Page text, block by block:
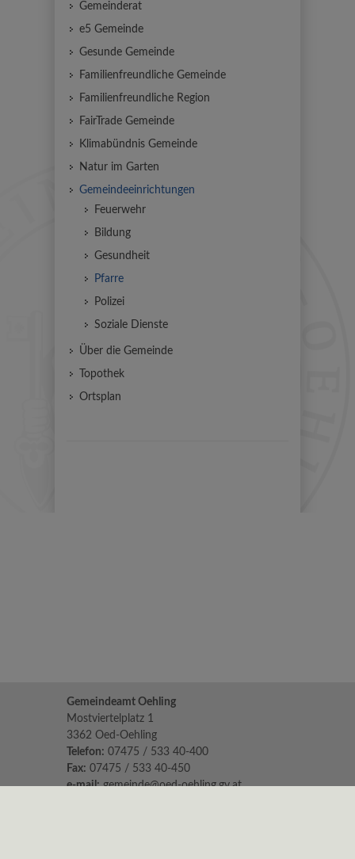
Gemeinderat
e5 Gemeinde
Gesunde Gemeinde
Familienfreundliche Gemeinde
Familienfreundliche Region
FairTrade Gemeinde
Klimabündnis Gemeinde
Natur im Garten
Gemeindeeinrichtungen
Feuerwehr
Bildung
Gesundheit
Pfarre
Polizei
Soziale Dienste
Über die Gemeinde
Topothek
Ortsplan
Gemeindeamt Oehling
Mostviertelplatz 1
3362 Oed-Oehling
Telefon: 07475 / 533 40-400
Fax: 07475 / 533 40-450
e-mail: gemeinde@oed-oehling.gv.at